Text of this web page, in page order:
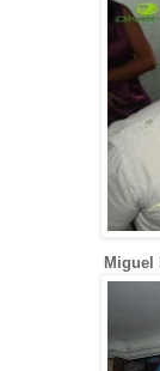
Miguel